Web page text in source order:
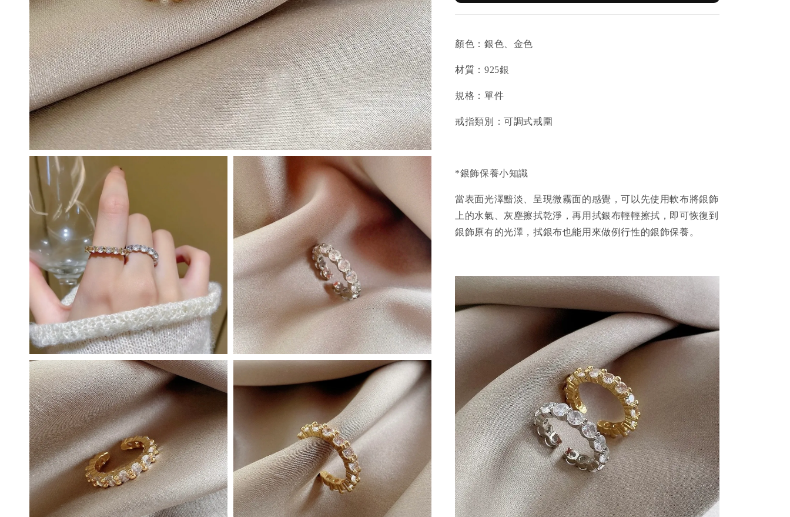
顏色：銀色、金色
材質：925銀
規格：單件
戒指類別：可調式戒圍
*銀飾保養小知識
當表面光澤黯淡、呈現微霧面的感覺，可以先使用軟布將銀飾
上的水氣、灰塵擦拭乾淨，再用拭銀布輕輕擦拭，即可恢復到
銀飾原有的光澤，拭銀布也能用來做例行性的銀飾保養。